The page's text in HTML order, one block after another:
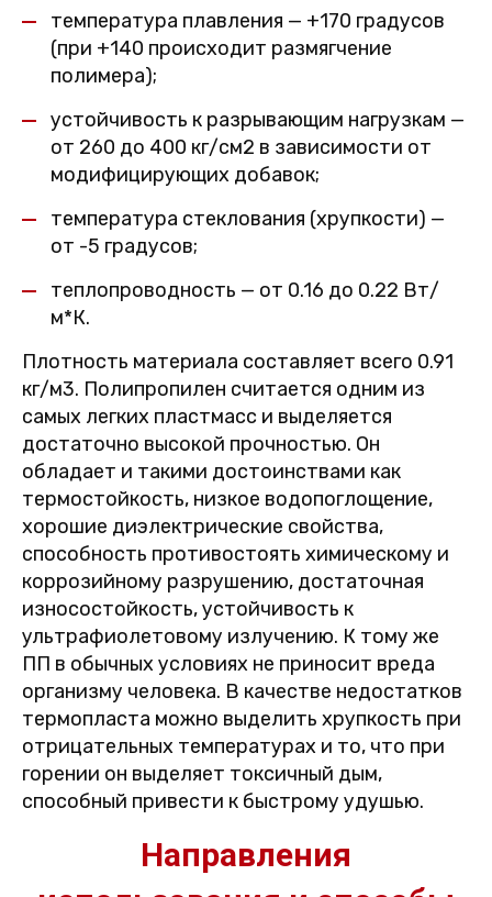
температура плавления — +170 градусов
(при +140 происходит размягчение
полимера);
устойчивость к разрывающим нагрузкам —
от 260 до 400 кг/см2 в зависимости от
модифицирующих добавок;
температура стеклования (хрупкости) —
от -5 градусов;
теплопроводность — от 0.16 до 0.22 Вт/
м*К.
Плотность материала составляет всего 0.91
кг/м3. Полипропилен считается одним из
самых легких пластмасс и выделяется
достаточно высокой прочностью. Он
обладает и такими достоинствами как
термостойкость, низкое водопоглощение,
хорошие диэлектрические свойства,
способность противостоять химическому и
коррозийному разрушению, достаточная
износостойкость, устойчивость к
ультрафиолетовому излучению. К тому же
ПП в обычных условиях не приносит вреда
организму человека. В качестве недостатков
термопласта можно выделить хрупкость при
отрицательных температурах и то, что при
горении он выделяет токсичный дым,
способный привести к быстрому удушью.
Направления